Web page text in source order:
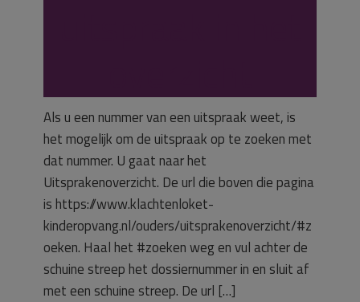
Als u een nummer van een uitspraak weet, is
het mogelijk om de uitspraak op te zoeken met
dat nummer. U gaat naar het
Uitsprakenoverzicht. De url die boven die pagina
is https://www.klachtenloket-
kinderopvang.nl/ouders/uitsprakenoverzicht/#z
oeken. Haal het #zoeken weg en vul achter de
schuine streep het dossiernummer in en sluit af
met een schuine streep. De url […]